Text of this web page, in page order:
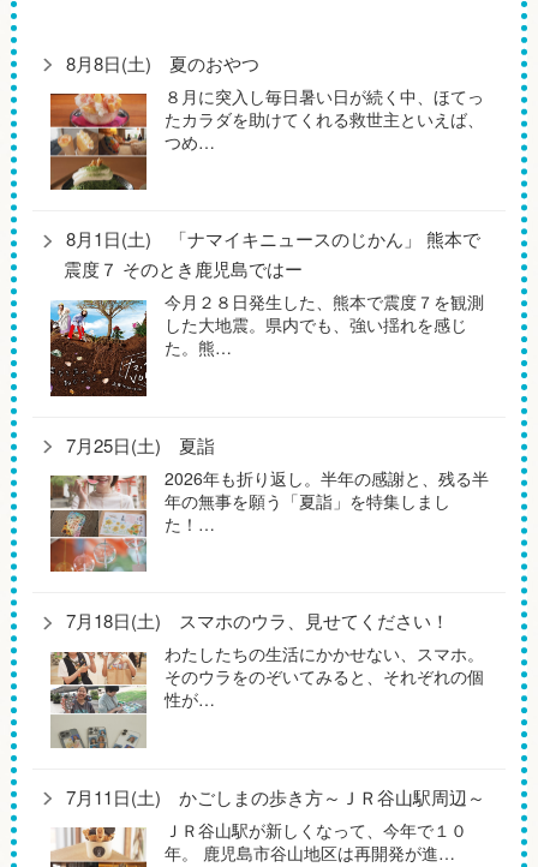
8月8日(土) 夏のおやつ
８月に突入し毎日暑い日が続く中、ほてっ
たカラダを助けてくれる救世主といえば、
つめ…
8月1日(土) 「ナマイキニュースのじかん」 熊本で
震度７ そのとき鹿児島ではー
今月２８日発生した、熊本で震度７を観測
した大地震。県内でも、強い揺れを感じ
た。熊…
7月25日(土) 夏詣
2026年も折り返し。半年の感謝と、残る半
年の無事を願う「夏詣」を特集しまし
た！…
7月18日(土) スマホのウラ、見せてください！
わたしたちの生活にかかせない、スマホ。
そのウラをのぞいてみると、それぞれの個
性が…
7月11日(土) かごしまの歩き方～ＪＲ谷山駅周辺～
ＪＲ谷山駅が新しくなって、今年で１０
年。 鹿児島市谷山地区は再開発が進…